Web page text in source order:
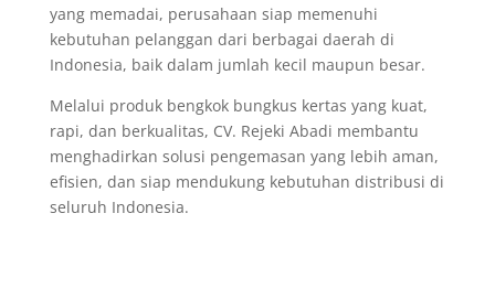
yang memadai, perusahaan siap memenuhi
kebutuhan pelanggan dari berbagai daerah di
Indonesia, baik dalam jumlah kecil maupun besar.
Melalui produk bengkok bungkus kertas yang kuat,
rapi, dan berkualitas, CV. Rejeki Abadi membantu
menghadirkan solusi pengemasan yang lebih aman,
efisien, dan siap mendukung kebutuhan distribusi di
seluruh Indonesia.